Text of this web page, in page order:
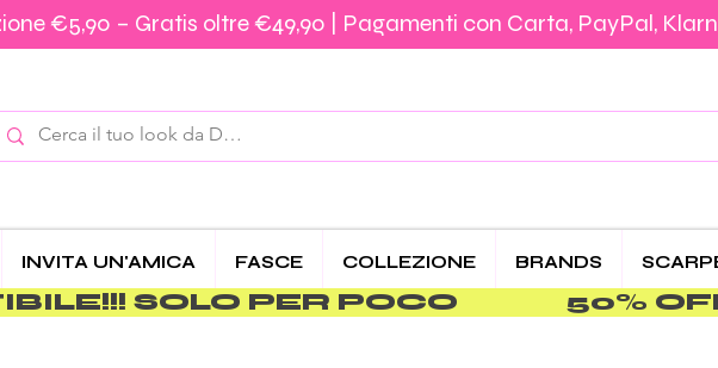
Spedizione €5,90 – Gratis da €39,90 |
€5,90 – Gratis oltre €49,90 | Pagamenti con Carta, PayPal,
INVITA UN'AMICA FASCE COLLEZIONE BRANDS
SOLO PER POCO